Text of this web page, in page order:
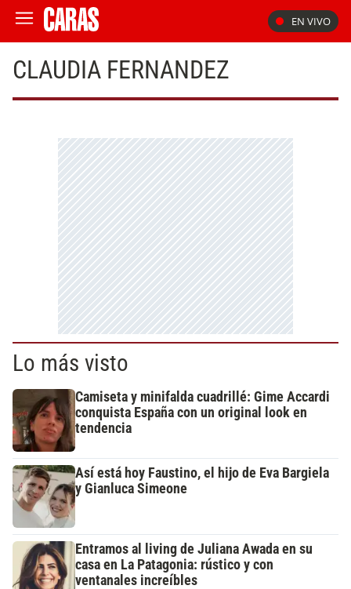
EN VIVO
CLAUDIA FERNANDEZ
Lo más visto
Camiseta y minifalda cuadrillé: Gime Accardi
conquista España con un original look en
tendencia
Así está hoy Faustino, el hijo de Eva Bargiela
y Gianluca Simeone
Entramos al living de Juliana Awada en su
casa en La Patagonia: rústico y con
ventanales increíbles